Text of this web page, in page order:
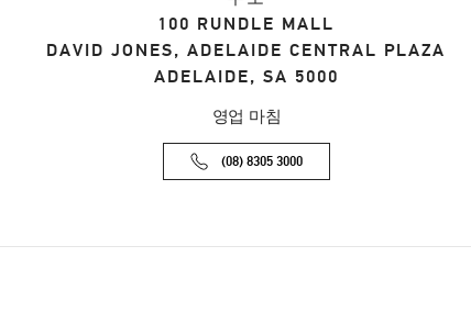
100 RUNDLE MALL
DAVID JONES, ADELAIDE CENTRAL PLAZA
ADELAIDE, SA 5000
영업 마침
(08) 8305 3000